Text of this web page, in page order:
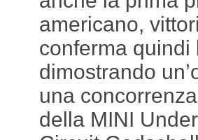
americano,
conferma
dimostrando
una
della MINI